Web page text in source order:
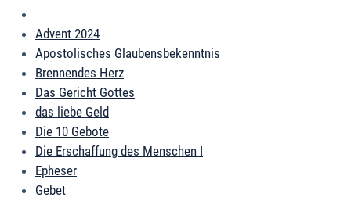
Advent 2024
Apostolisches Glaubensbekenntnis
Brennendes Herz
Das Gericht Gottes
das liebe Geld
Die 10 Gebote
Die Erschaffung des Menschen I
Epheser
Gebet